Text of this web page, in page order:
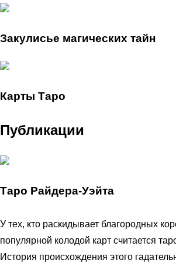
Закулисье магических тайн
Карты Таро
Публикации
Таро Райдера-Уэйта
У тех, кто раскидывает благородных
популярной колодой карт считается
История происхождения этого